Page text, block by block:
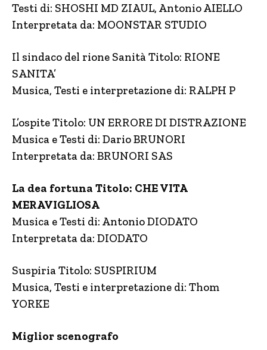
Testi di: SHOSHI MD ZIAUL, Antonio AIELLO
Interpretata da: MOONSTAR STUDIO
Il sindaco del rione Sanità Titolo: RIONE
SANITA’
Musica, Testi e interpretazione di: RALPH P
L’ospite Titolo: UN ERRORE DI DISTRAZIONE
Musica e Testi di: Dario BRUNORI
Interpretata da: BRUNORI SAS
La dea fortuna Titolo: CHE VITA
MERAVIGLIOSA
Musica e Testi di: Antonio DIODATO
Interpretata da: DIODATO
Suspiria Titolo: SUSPIRIUM
Musica, Testi e interpretazione di: Thom
YORKE
Miglior scenografo